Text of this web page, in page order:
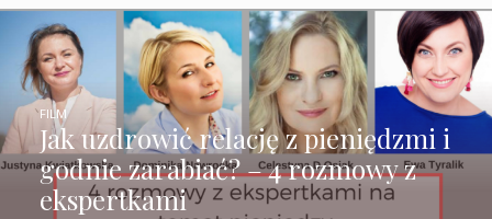
Jak uzdrowić relację z pieniędzmi i
godnie zarabiać? – 4 rozmowy z
ekspertkami
FILM